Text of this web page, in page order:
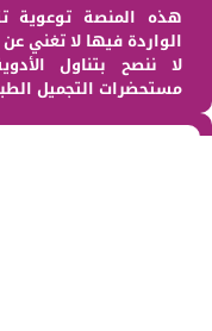
هذه المنصة توعوية
الواردة فيها لا تغني
لا ننصح بتناول
مستحضرات التجميل